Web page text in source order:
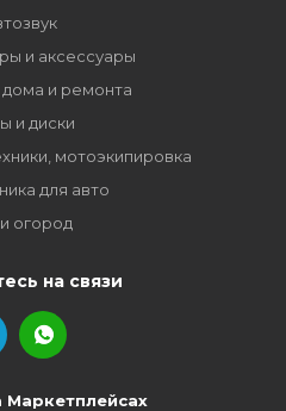
и аксессуары
и ремонта
и диски
мотоэкипировка
для авто
огород
на связи